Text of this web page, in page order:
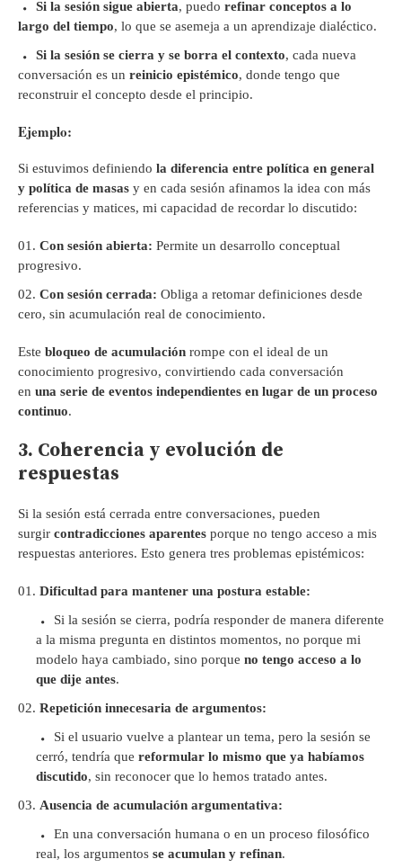
Si la sesión sigue abierta, puedo refinar conceptos a lo
largo del tiempo, lo que se asemeja a un aprendizaje dialéctico.
Si la sesión se cierra y se borra el contexto, cada nueva
conversación es un reinicio epistémico, donde tengo que
reconstruir el concepto desde el principio.
Ejemplo:
Si estuvimos definiendo la diferencia entre política en general
y política de masas y en cada sesión afinamos la idea con más
referencias y matices, mi capacidad de recordar lo discutido:
Con sesión abierta: Permite un desarrollo conceptual
progresivo.
Con sesión cerrada: Obliga a retomar definiciones desde
cero, sin acumulación real de conocimiento.
Este bloqueo de acumulación rompe con el ideal de un
conocimiento progresivo, convirtiendo cada conversación
en una serie de eventos independientes en lugar de un proceso
continuo.
3. Coherencia y evolución de
respuestas
Si la sesión está cerrada entre conversaciones, pueden
surgir contradicciones aparentes porque no tengo acceso a mis
respuestas anteriores. Esto genera tres problemas epistémicos:
Dificultad para mantener una postura estable:
Si la sesión se cierra, podría responder de manera diferente
a la misma pregunta en distintos momentos, no porque mi
modelo haya cambiado, sino porque no tengo acceso a lo
que dije antes.
Repetición innecesaria de argumentos:
Si el usuario vuelve a plantear un tema, pero la sesión se
cerró, tendría que reformular lo mismo que ya habíamos
discutido, sin reconocer que lo hemos tratado antes.
Ausencia de acumulación argumentativa:
En una conversación humana o en un proceso filosófico
real, los argumentos se acumulan y refinan.